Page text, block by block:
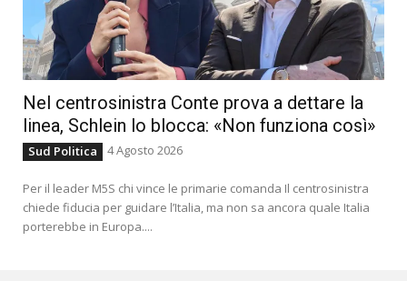
Nel centrosinistra Conte prova a dettare la
linea, Schlein lo blocca: «Non funziona così»
Sud Politica 4 Agosto 2026
Per il leader M5S chi vince le primarie comanda Il centrosinistra
chiede fiducia per guidare l’Italia, ma non sa ancora quale Italia
porterebbe in Europa....